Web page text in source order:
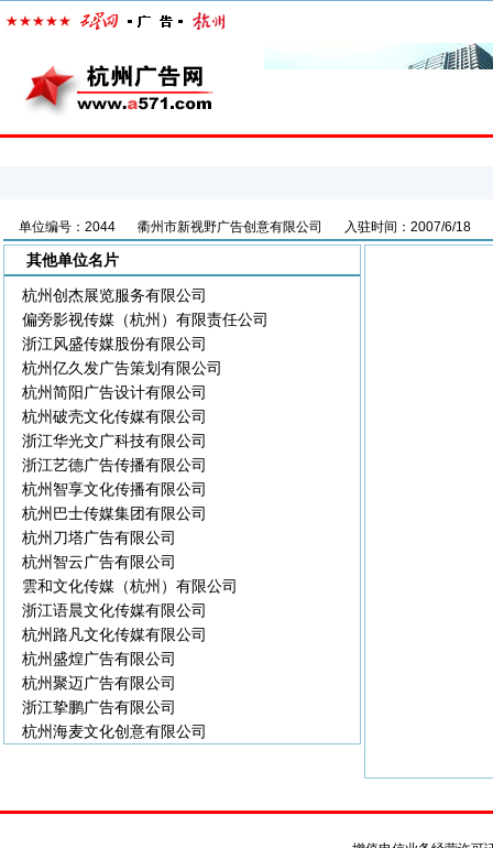
单位编号：2044 衢州市新视野广告创意有限公司 入驻时间：2007/6/18
其他单位名片
杭州创杰展览服务有限公司
偏旁影视传媒（杭州）有限责任公司
浙江风盛传媒股份有限公司
杭州亿久发广告策划有限公司
杭州简阳广告设计有限公司
杭州破壳文化传媒有限公司
浙江华光文广科技有限公司
浙江艺德广告传播有限公司
杭州智享文化传播有限公司
杭州巴士传媒集团有限公司
杭州刀塔广告有限公司
杭州智云广告有限公司
雲和文化传媒（杭州）有限公司
浙江语晨文化传媒有限公司
杭州路凡文化传媒有限公司
杭州盛煌广告有限公司
杭州聚迈广告有限公司
浙江挚鹏广告有限公司
杭州海麦文化创意有限公司